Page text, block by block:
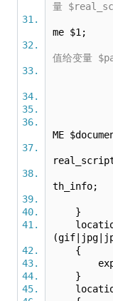
量
set
me $1;
#将
值给变量
set
#配置
ME
th_info;
}
{
}